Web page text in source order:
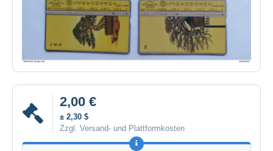
2,00 €
± 2,30 $
Zzgl. Versand- und Plattformkosten